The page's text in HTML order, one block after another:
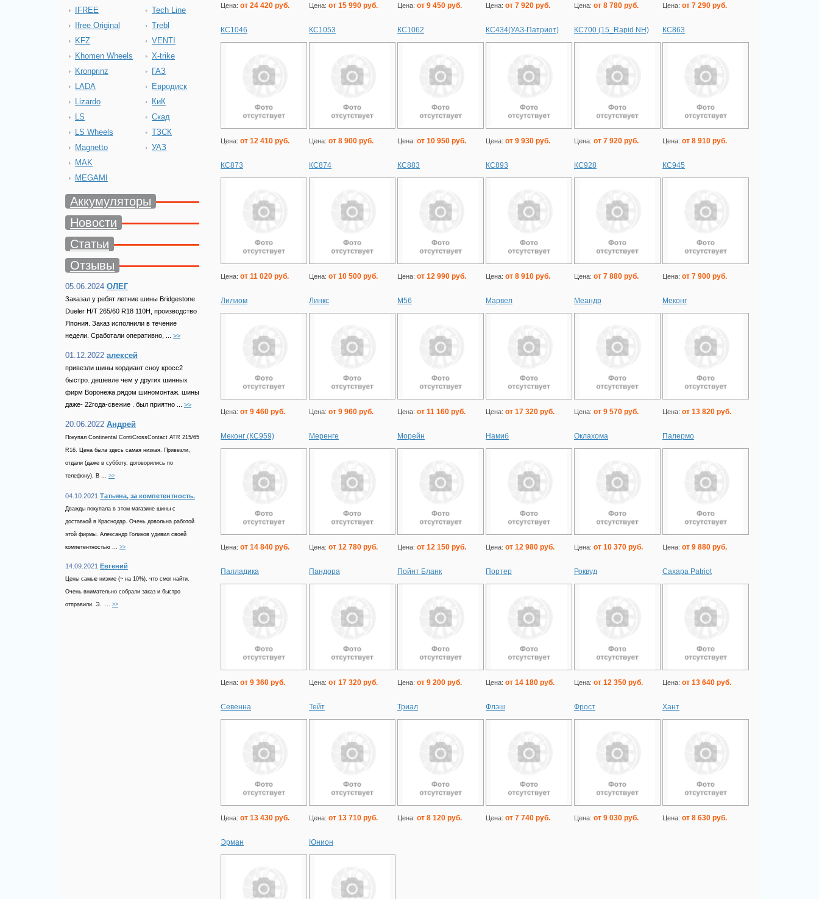
IFREE
Ifree Original
KFZ
Khomen Wheels
Kronprinz
LADA
Lizardo
LS
LS Wheels
Magnetto
MAK
MEGAMI
Tech Line
Trebl
VENTI
X-trike
ГАЗ
Евродиск
КиК
Скад
ТЗСК
УАЗ
Аккумуляторы
Новости
Статьи
Отзывы
05.06.2024 ОЛЕГ
Заказал у ребят летние шины Bridgestone
Dueler H/T 265/60 R18 110H, производство
Япония. Заказ исполнили в течение
недели. Сработали оперативно, ... >>
01.12.2022 алексей
привезли шины кордиант сноу кросс2
быстро. дешевле чем у других шинных
фирм Воронежа.рядом шиномонтаж. шины
даже- 22года-свежие . был приятно ... >>
20.06.2022 Андрей
Покупал Continental ContiCrossContact ATR 215/65
R16. Цена была здесь самая низкая. Привезли,
отдали (даже в субботу, договорились по
телефону). В ... >>
04.10.2021 Татьяна, за компетентность.
Дважды покупала в этом магазине шины с
доставкой в Краснодар. Очень довольна работой
этой фирмы. Александр Голиков удивил своей
компетентностью ... >>
14.09.2021 Евгений
Цены самые низкие (~ на 10%), что смог найти.
Очень внимательно собрали заказ и быстро
отправили. Э. ... >>
Цена: от 24 420 руб. Цена: от 15 990 руб. Цена: от 9 450 руб. Цена: от 7 920 руб. Цена: от 8 780 руб. Цена: от 7 290 руб.
КС1046
Цена: от 12 410 руб.
КС1053
Цена: от 8 900 руб.
КС1062
Цена: от 10 950 руб.
КС434(УАЗ-Патриот)
Цена: от 9 930 руб.
КС700 (15_Rapid NH)
Цена: от 7 920 руб.
КС863
Цена: от 8 910 руб.
КС873
Цена: от 11 020 руб.
КС874
Цена: от 10 500 руб.
КС883
Цена: от 12 990 руб.
КС893
Цена: от 8 910 руб.
КС928
Цена: от 7 880 руб.
КС945
Цена: от 7 900 руб.
Лилиом
Цена: от 9 460 руб.
Линкс
Цена: от 9 960 руб.
М56
Цена: от 11 160 руб.
Марвел
Цена: от 17 320 руб.
Меандр
Цена: от 9 570 руб.
Меконг
Цена: от 13 820 руб.
Меконг (КС959)
Цена: от 14 840 руб.
Меренге
Цена: от 12 780 руб.
Морейн
Цена: от 12 150 руб.
Намиб
Цена: от 12 980 руб.
Оклахома
Цена: от 10 370 руб.
Палермо
Цена: от 9 880 руб.
Палладика
Цена: от 9 360 руб.
Пандора
Цена: от 17 320 руб.
Пойнт Бланк
Цена: от 9 200 руб.
Портер
Цена: от 14 180 руб.
Роквуд
Цена: от 12 350 руб.
Сахара Patriot
Цена: от 13 640 руб.
Севенна
Цена: от 13 430 руб.
Тейт
Цена: от 13 710 руб.
Триал
Цена: от 8 120 руб.
Флэш
Цена: от 7 740 руб.
Фрост
Цена: от 9 030 руб.
Хант
Цена: от 8 630 руб.
Эрман Юнион